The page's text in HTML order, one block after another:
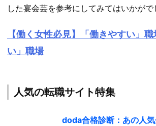
した宴会芸を参考にしてみてはいかがで
【働く女性必見】「働きやすい」
い」職場
人気の転職サイト特集
doda合格診断：あの人